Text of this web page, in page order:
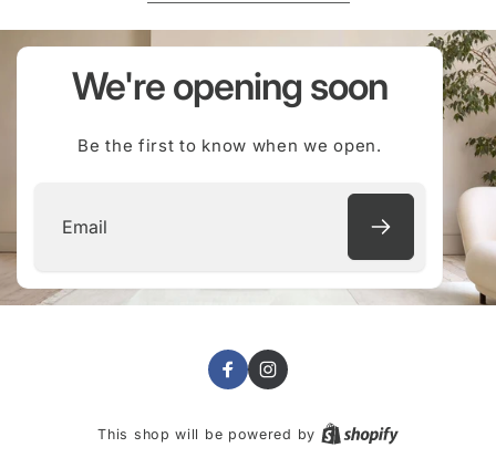
We're opening soon
Be the first to know when we open.
FacebookInstagram
This shop will be powered by